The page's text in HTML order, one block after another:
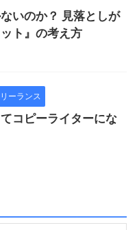
いのか？ 見落としが
ト』の考え方
ーランス
コピーライターにな